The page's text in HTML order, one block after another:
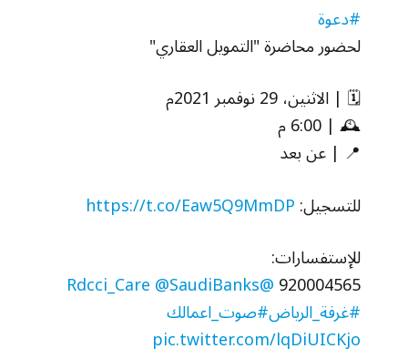
#دعوة
لحضور محاضرة "التمويل العقاري"
🗓 | الاثنين، 29 نوفمبر 2021م
🕰 | 6:00 م
📍 | عن بعد
للتسجيل:https://t.co/Eaw5Q9MmDP
للإستفسارات:
920004565
@Rdcci_Care
@SaudiBanks
#غرفة_الرياض#صوت_اعمالك
pic.twitter.com/lqDiUICKjo